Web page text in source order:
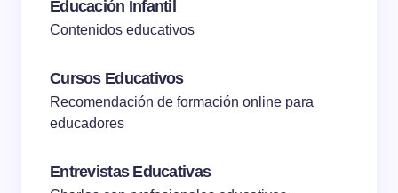
Educación Infantil
Contenidos educativos
Cursos Educativos
Recomendación de formación online para
educadores
Entrevistas Educativas